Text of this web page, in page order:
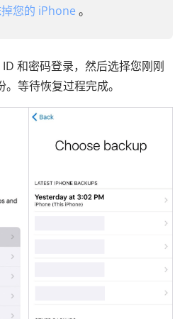
您的 iPhone 。
和密码登录，然后选择您刚刚
等待恢复过程完成。